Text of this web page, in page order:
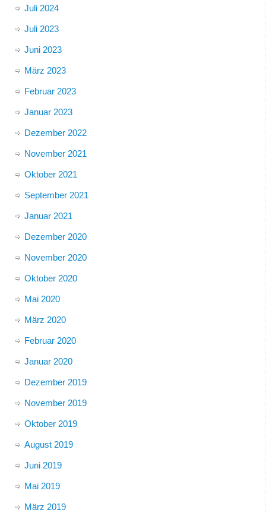
Juli 2024
Juli 2023
Juni 2023
März 2023
Februar 2023
Januar 2023
Dezember 2022
November 2021
Oktober 2021
September 2021
Januar 2021
Dezember 2020
November 2020
Oktober 2020
Mai 2020
März 2020
Februar 2020
Januar 2020
Dezember 2019
November 2019
Oktober 2019
August 2019
Juni 2019
Mai 2019
März 2019